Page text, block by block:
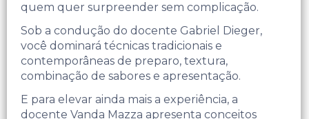
quem quer surpreender sem complicação.
Sob a condução do docente Gabriel Dieger,
você dominará técnicas tradicionais e
contemporâneas de preparo, textura,
combinação de sabores e apresentação.
E para elevar ainda mais a experiência, a
docente Vanda Mazza apresenta conceitos